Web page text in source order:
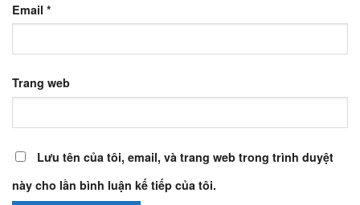
Email *
Trang web
Lưu tên của tôi, email, và trang web trong trình duyệt
này cho lần bình luận kế tiếp của tôi.